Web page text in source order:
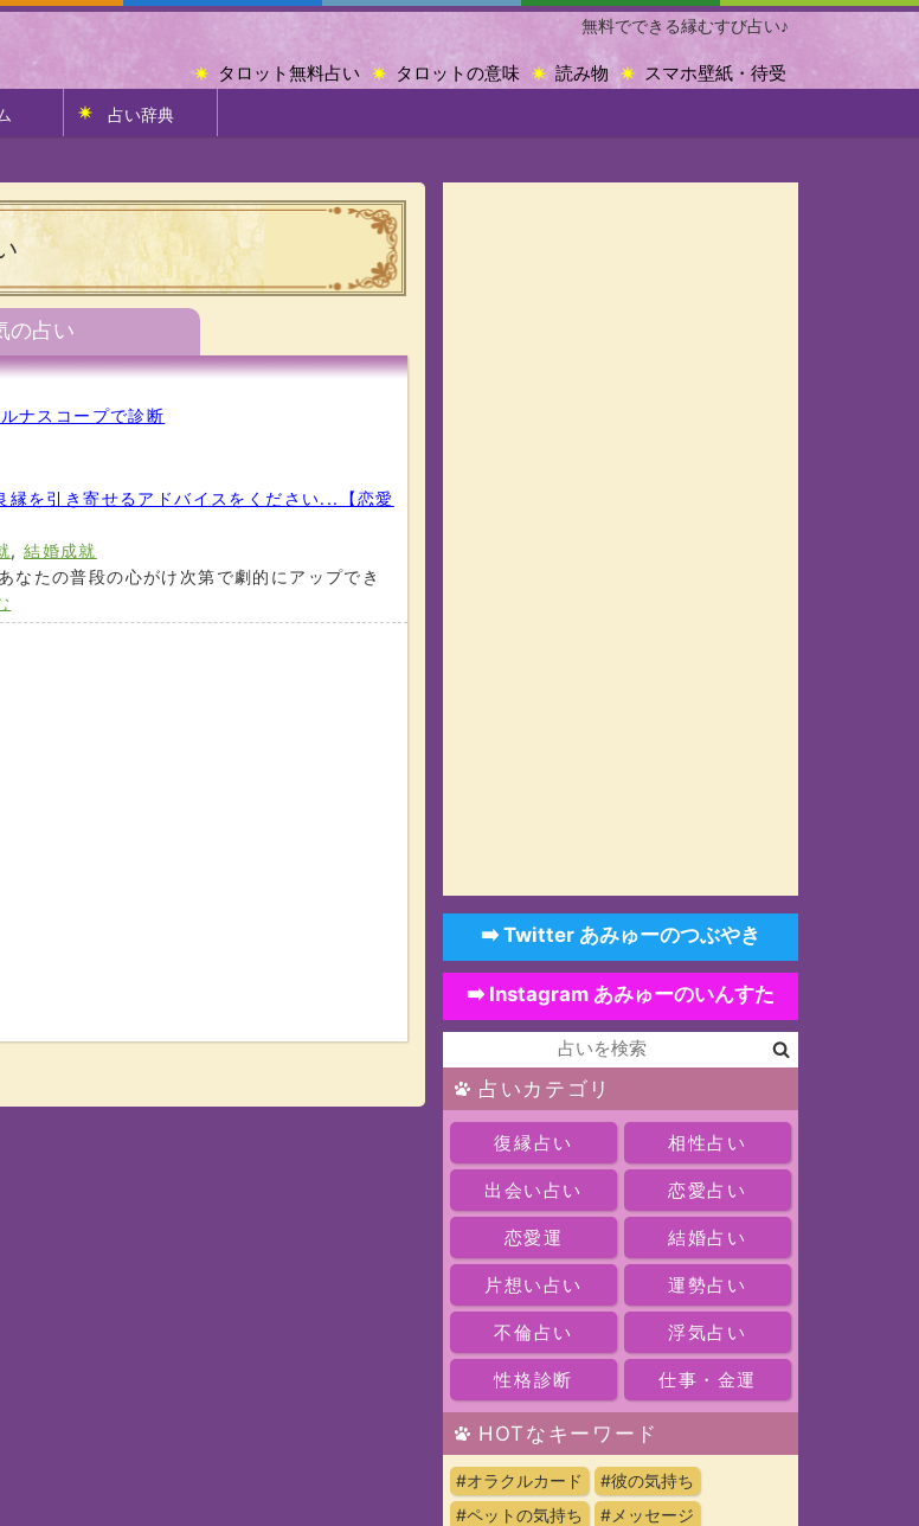
無料でできる縁むすび占い♪
スマホ壁紙・待受
読み物
タロットの意味
タロット無料占い
占い辞典
の占い
ナスコープで診断
縁を引き寄せるアドバイスをください...【恋愛
,結婚成就
なたの普段の心がけ次第で劇的にアップでき
➡️ Twitter あみゅーのつぶやき
➡️ Instagram あみゅーのいんすた
占いカテゴリ
復縁占い 相性占い
出会い占い 恋愛占い
恋愛運 結婚占い
片想い占い 運勢占い
不倫占い 浮気占い
性格診断 仕事・金運
HOTなキーワード
#オラクルカード
#彼の気持ち
#ペットの気持ち
#メッセージ